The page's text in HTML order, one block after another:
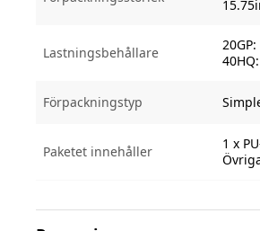
Lastningsbehållare
Förpackningstyp
Paketet innehåller
1 x